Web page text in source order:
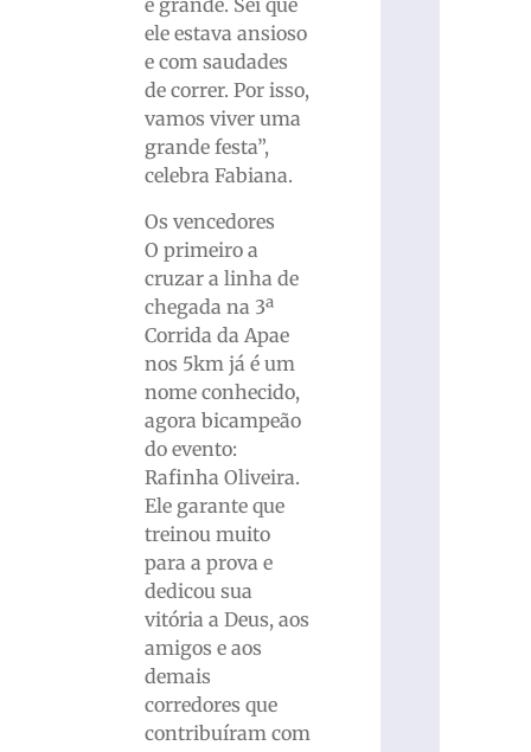
é grande. Sei que
ele estava ansioso
e com saudades
de correr. Por isso,
vamos viver uma
grande festa”,
celebra Fabiana.
Os vencedores
O primeiro a
cruzar a linha de
chegada na 3ª
Corrida da Apae
nos 5km já é um
nome conhecido,
agora bicampeão
do evento:
Rafinha Oliveira.
Ele garante que
treinou muito
para a prova e
dedicou sua
vitória a Deus, aos
amigos e aos
demais
corredores que
contribuíram com